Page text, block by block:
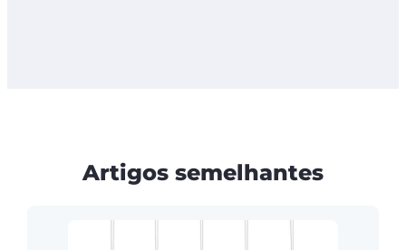
Artigos semelhantes